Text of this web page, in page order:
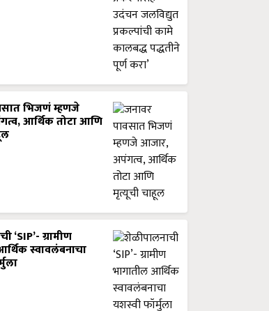
भिजणं म्हणजे
आर्थिक तोटा आणि
‘SIP’- ग्रामीण
स्वावलंबनाचा